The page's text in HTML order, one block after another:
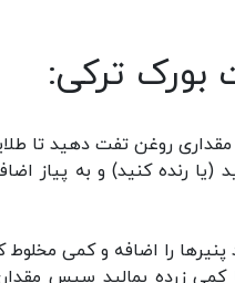
بورک ترکی:
رنده کنید) و به پیاز
کمی زرده بمالید سپس